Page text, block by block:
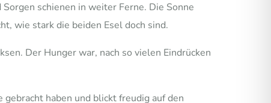
schienen in weiter Ferne. Die Sonne
wie stark die beiden Esel doch sind.
Der Hunger war, nach so vielen Eindrücken
haben und blickt freudig auf den